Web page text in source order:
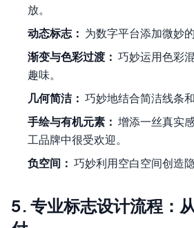
放。
动态标志： 为数字平台添加微妙
渐变与色彩过渡： 巧妙运用色彩
趣味。
几何简洁： 巧妙地结合简洁线条
手绘与有机元素： 增添一丝真实
工品牌中很受欢迎。
负空间： 巧妙利用空白空间创造
5. 专业标志设计流程：